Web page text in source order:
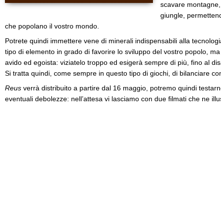
scavare
giungle,
che popolano il vostro mondo.
Potrete quindi immettere vene di minerali indispensabili alla
tipo di elemento in grado di favorire lo sviluppo del vostro popolo,
avido ed egoista: viziatelo troppo ed esigerà sempre di più, fino al
Si tratta quindi, come sempre in questo tipo di giochi, di bilanciare
Reus verrà distribuito a partire dal 16 maggio, potremo quindi
eventuali debolezze: nell’attesa vi lasciamo con due filmati che ne